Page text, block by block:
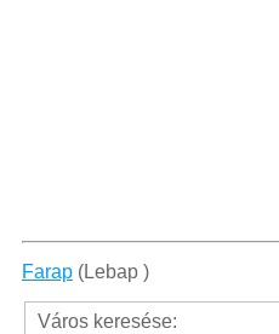
Farap(Lebap )
Város keresése: